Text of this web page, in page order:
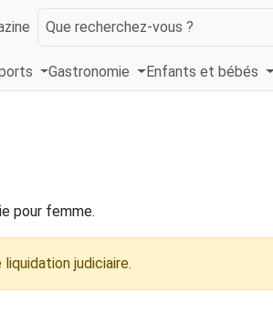
Que recherchez-vous ?
Gastronomie Enfants et bébés
pour femme.
judiciaire.